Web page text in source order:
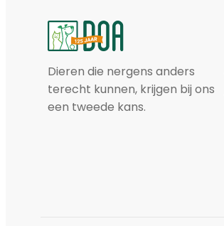
Dieren die nergens anders
terecht kunnen, krijgen bij ons
een tweede kans.